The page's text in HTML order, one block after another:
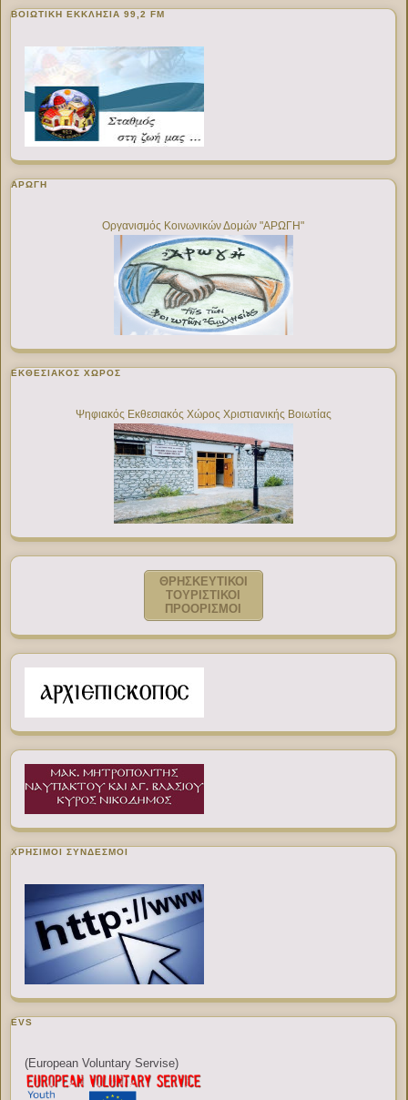
ΒΟΙΩΤΙΚΉ ΕΚΚΛΗΣΊΑ 99,2 FM
ΑΡΩΓΗ
Οργανισμός Κοινωνικών Δομών "ΑΡΩΓΗ"
ΕΚΘΕΣΙΑΚΌΣ ΧΏΡΟΣ
Ψηφιακός Εκθεσιακός Χώρος Χριστιανικής Βοιωτίας
ΘΡΗΣΚΕΥΤΙΚΟΙ
ΤΟΥΡΙΣΤΙΚΟΙ
ΠΡΟΟΡΙΣΜΟΙ
ΧΡΉΣΙΜΟΙ ΣΎΝΔΕΣΜΟΙ
EVS
(European Voluntary Servise)